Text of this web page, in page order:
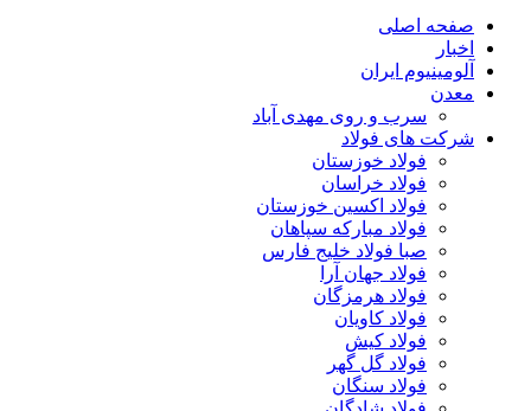
صفحه اصلی
اخبار
آلومینیوم ایران
معدن
سرب و روی مهدی آباد
شرکت های فولاد
فولاد خوزستان
فولاد خراسان
فولاد اکسین خوزستان
فولاد مبارکه سپاهان
صبا فولاد خلیج فارس
فولاد جهان آرا
فولاد هرمزگان
فولاد کاویان
فولاد کیش
فولاد گل گهر
فولاد سنگان